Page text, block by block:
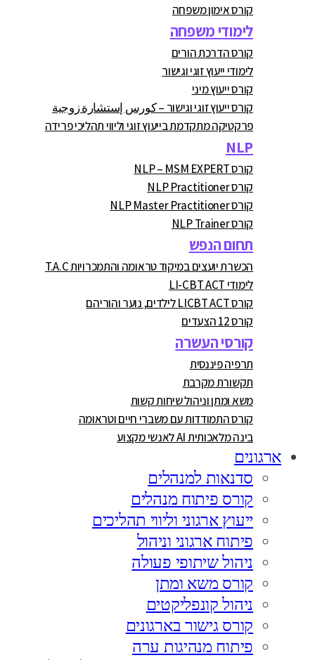
קורס אימון משפחה
לימודי משפחה
קורס הדרכת הורים
לימודי ייעוץ זוגי וגישור
קורס ייעוץ מיני
קורס ייעוץ זוגי וגישור – كورس إستشارة زوجية
פרקטיקה מתקדמת בייעוץ זוגי וליווי תהליכי פרידה
NLP
קורס NLP – MSM EXPERT
קורס NLP Practitioner
קורס NLP Master Practitioner
קורס NLP Trainer
תחום הנפש
הכשרת יועצים במיקוד טראומה והתמכרויות T.A.C
לימודי LI-CBT ACT
קורס LICBT ACT לילדים, נוער והוריהם
קורס 12 הצעדים
קורסי העשרה
תרפיה פיננסית
תקשורת מקרבת
משא ומתן וניהול שיחות קשות
קורס התמודדות עם משברי חיים וטראומה
בינה מלאכותית AI לאנשי מקצוע
ארגונים
סדנאות למנהלים
קורס פיתוח מנהלים
ייעוץ ארגוני וליווי תהליכים
פיתוח ארגוני וניהול
ניהול שיתופי פעולה
קורס משא ומתן
ניהול קונפליקטים
קורס גישור בארגונים
פיתוח מנהיגות ערה